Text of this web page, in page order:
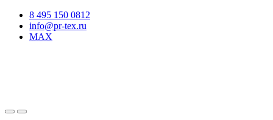
8 495 150 0812
info@pr-tex.ru
MAX